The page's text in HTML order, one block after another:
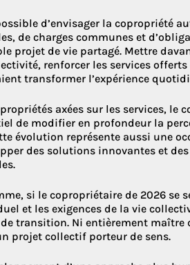
d’envisager la copropriété
de charges communes et
projet de vie partagé. Mettre
renforcer les services
transformer l’expérience
axées sur les services,
de modifier en profondeur la
évolution représente aussi une
des solutions innovantes et
si le copropriétaire de 2026
et les exigences de la vie
transition. Ni entièrement
projet collectif porteur de sens.